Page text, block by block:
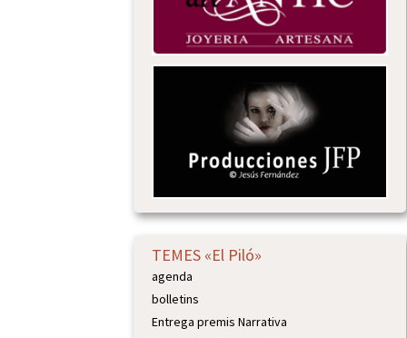
TEMES «El Piló»
agenda
bolletins
Entrega premis Narrativa